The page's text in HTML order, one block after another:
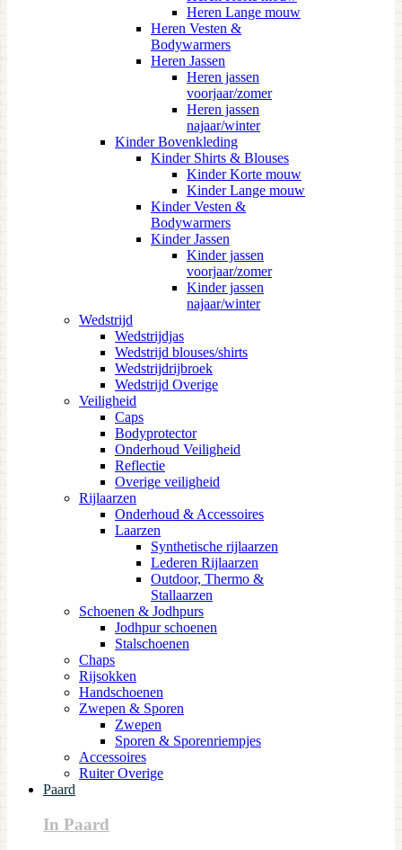
Heren Lange mouw
Heren Vesten &
Bodywarmers
Heren Jassen
Heren jassen
voorjaar/zomer
Heren jassen
najaar/winter
Kinder Bovenkleding
Kinder Shirts & Blouses
Kinder Korte mouw
Kinder Lange mouw
Kinder Vesten &
Bodywarmers
Kinder Jassen
Kinder jassen
voorjaar/zomer
Kinder jassen
najaar/winter
Wedstrijd
Wedstrijdjas
Wedstrijd blouses/shirts
Wedstrijdrijbroek
Wedstrijd Overige
Veiligheid
Caps
Bodyprotector
Onderhoud Veiligheid
Reflectie
Overige veiligheid
Rijlaarzen
Onderhoud & Accessoires
Laarzen
Synthetische rijlaarzen
Lederen Rijlaarzen
Outdoor, Thermo &
Stallaarzen
Schoenen & Jodhpurs
Jodhpur schoenen
Stalschoenen
Chaps
Rijsokken
Handschoenen
Zwepen & Sporen
Zwepen
Sporen & Sporenriempjes
Accessoires
Ruiter Overige
Paard
In Paard